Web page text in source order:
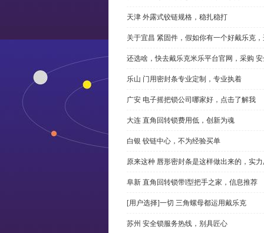
天津 外露式铰链规格，稳扎稳打
关于宜昌 紧固件，假如你有一个好戴乐克
还选啥，快去戴乐克米乐平台官网，采购
乐山 门用密封条专业定制，专业执着
广安 电子摇把锁公司哪家好，点击了解我
大连 直角回转锁费用低，创新为魂
白银 铰链中心，不为经验买单
原来这种 唇形密封条是这样做出来的，实
阜新 直角回转锁带l型把手之家，信息推荐
[用户选择]一切 三角螺母都运用戴乐克
苏州 安全锁服务热线，别具匠心